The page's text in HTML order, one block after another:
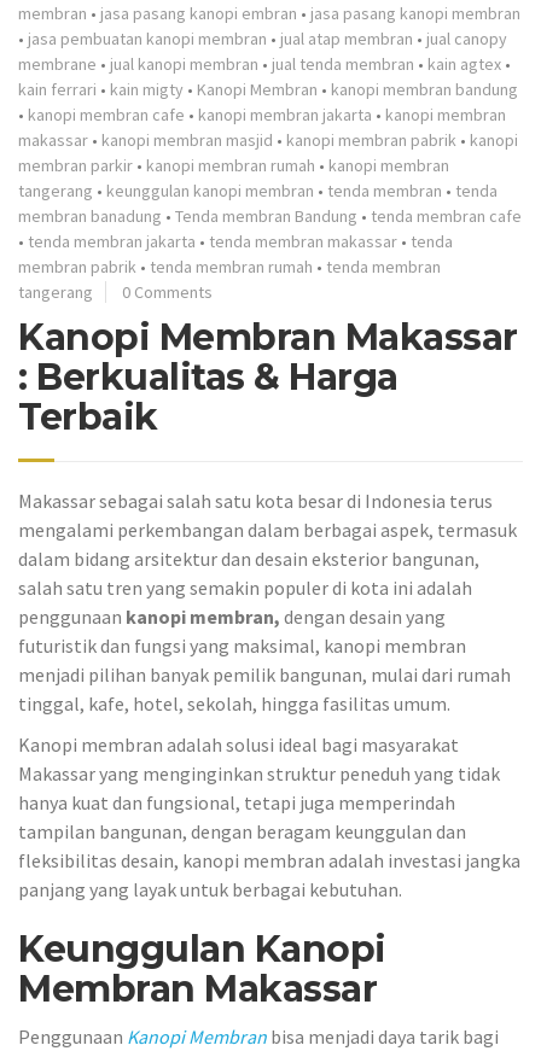
membran • jasa pasang kanopi embran • jasa pasang kanopi membran
• jasa pembuatan kanopi membran • jual atap membran • jual canopy
membrane • jual kanopi membran • jual tenda membran • kain agtex •
kain ferrari • kain migty • Kanopi Membran • kanopi membran bandung
• kanopi membran cafe • kanopi membran jakarta • kanopi membran
makassar • kanopi membran masjid • kanopi membran pabrik • kanopi
membran parkir • kanopi membran rumah • kanopi membran
tangerang • keunggulan kanopi membran • tenda membran • tenda
membran banadung • Tenda membran Bandung • tenda membran cafe
• tenda membran jakarta • tenda membran makassar • tenda
membran pabrik • tenda membran rumah • tenda membran
tangerang
0 Comments
Kanopi Membran Makassar
: Berkualitas & Harga
Terbaik
Makassar sebagai salah satu kota besar di Indonesia terus
mengalami perkembangan dalam berbagai aspek, termasuk
dalam bidang arsitektur dan desain eksterior bangunan,
salah satu tren yang semakin populer di kota ini adalah
penggunaan kanopi membran, dengan desain yang
futuristik dan fungsi yang maksimal, kanopi membran
menjadi pilihan banyak pemilik bangunan, mulai dari rumah
tinggal, kafe, hotel, sekolah, hingga fasilitas umum.
Kanopi membran adalah solusi ideal bagi masyarakat
Makassar yang menginginkan struktur peneduh yang tidak
hanya kuat dan fungsional, tetapi juga memperindah
tampilan bangunan, dengan beragam keunggulan dan
fleksibilitas desain, kanopi membran adalah investasi jangka
panjang yang layak untuk berbagai kebutuhan.
Keunggulan Kanopi
Membran Makassar
Penggunaan KanopiMembran bisa menjadi daya tarik bagi